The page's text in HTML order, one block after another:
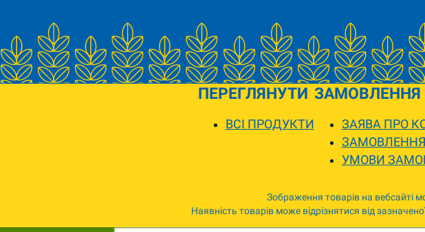
ПЕРЕГЛЯНУТИ
ВСІ ПРОДУКТИ
ЗАМОВЛЕННЯ
ЗАЯВА ПРО
УМОВИ
Зображення товарів на вебсайті
Наявність товарів може відрізнятися від